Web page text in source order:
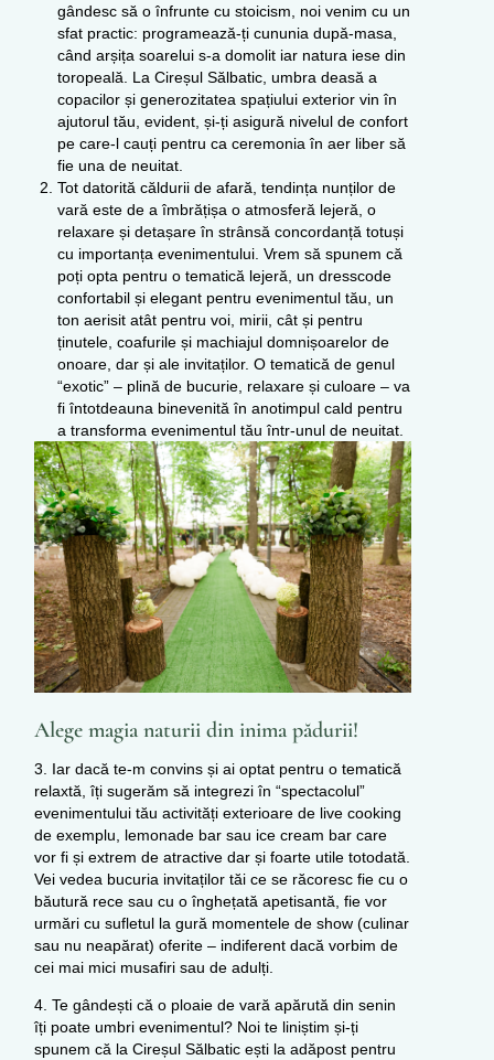
gândesc să o înfrunte cu stoicism, noi venim cu un
sfat practic: programează-ți cununia după-masa,
când arșița soarelui s-a domolit iar natura iese din
toropeală. La Cireșul Sălbatic, umbra deasă a
copacilor și generozitatea spațiului exterior vin în
ajutorul tău, evident, și-ți asigură nivelul de confort
pe care-l cauți pentru ca ceremonia în aer liber să
fie una de neuitat.
Tot datorită căldurii de afară, tendința nunților de
vară este de a îmbrățișa o atmosferă lejeră, o
relaxare și detașare în strânsă concordanță totuși
cu importanța evenimentului. Vrem să spunem că
poți opta pentru o tematică lejeră, un dresscode
confortabil și elegant pentru evenimentul tău, un
ton aerisit atât pentru voi, mirii, cât și pentru
ținutele, coafurile și machiajul domnișoarelor de
onoare, dar și ale invitaților. O tematică de genul
“exotic” – plină de bucurie, relaxare și culoare – va
fi întotdeauna binevenită în anotimpul cald pentru
a transforma evenimentul tău într-unul de neuitat.
Alege magia naturii din inima pădurii!
3. Iar dacă te-m convins și ai optat pentru o tematică
relaxtă, îți sugerăm să integrezi în “spectacolul”
evenimentului tău activități exterioare de live cooking
de exemplu, lemonade bar sau ice cream bar care
vor fi și extrem de atractive dar și foarte utile totodată.
Vei vedea bucuria invitaților tăi ce se răcoresc fie cu o
băutură rece sau cu o înghețată apetisantă, fie vor
urmări cu sufletul la gură momentele de show (culinar
sau nu neapărat) oferite – indiferent dacă vorbim de
cei mai mici musafiri sau de adulți.
4. Te gândești că o ploaie de vară apărută din senin
îți poate umbri evenimentul? Noi te liniștim și-ți
spunem că la Cireșul Sălbatic ești la adăpost pentru